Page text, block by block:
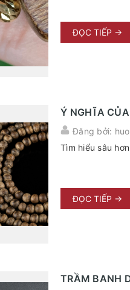
ĐỌC TIẾP →
Ý NGHĨA CỦA
Đăng bởi:
Tìm hiểu sâu
ĐỌC TIẾP →
TRẦM BANH